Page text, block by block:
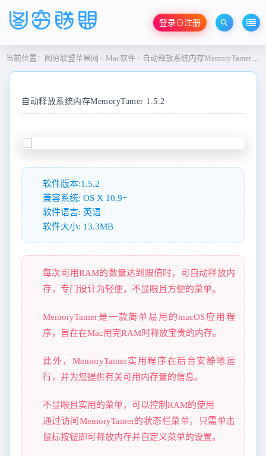
登录⊙注册
当前位置： 图穷联盟苹果网 > Mac软件 > 自动释放系统内存MemoryTamer 1.5.2
自动释放系统内存MemoryTamer 1.5.2
软件版本:1.5.2
兼容系统: OS X 10.9+
软件语言: 英语
软件大小: 13.3MB
每次可用RAM的数量达到限值时，可自动释放内
存，专门设计为轻便，不显眼且方便的菜单。
MemoryTamer是一款简单易用的macOS应用程
序，旨在在Mac用完RAM时释放宝贵的内存。
此外，MemoryTamer实用程序在后台安静地运
行，并为您提供有关可用内存量的信息。
不显眼且实用的菜单，可以控制RAM的使用
通过访问MemoryTamer的状态栏菜单，只需单击
鼠标按钮即可释放内存并自定义菜单的设置。